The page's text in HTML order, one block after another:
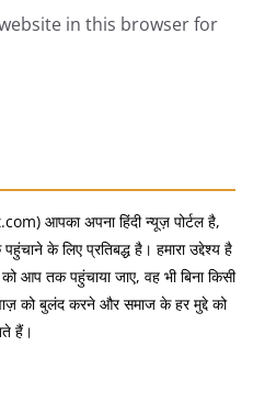
in this browser for
आपका अपना हिंदी न्यूज़ पोर्टल है,
के लिए प्रतिबद्ध है। हमारा उद्देश्य है
आप तक पहुंचाया जाए, वह भी बिना किसी
को बुलंद करने और समाज के हर मुद्दे को
हैं।